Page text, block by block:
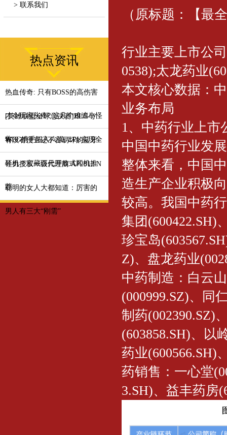
> 联系我们
热点资讯
热血传奇: 只有BOSS的高伤害
才令玩家头疼? 这几个难缠小怪
你
[英雄联盟全球总决赛]BLG与
WBG携手闯入八强, LPL实现全
有没有便宜还不容易坏的蓝牙
耳机？宝藏百元开放式耳机推
荐
铨力授权一级代理商 AP2312 N
聪明的女人大都知道：厉害的
男人有三大“刚需”
（原标题：【最
行业主要上市公
0538);太龙药业
本文核心数据：
业务布局
1、中药行业上市
中国中药行业发
整体来看，中国
造生产企业积极
较高。我国中药
集团(600422.SH)
珍宝岛
Z)、盘龙药业
中药制造：白云
(000999.SZ)、同
制药(002390.SZ)
(603858.SH)、以
药业(600566.SH)
药销售：一心堂
3.SH)、益丰药房